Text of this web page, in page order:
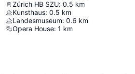
Zürich HB SZU: 0.5 km
Kunsthaus: 0.5 km
Landesmuseum: 0.6 km
Opera House: 1 km